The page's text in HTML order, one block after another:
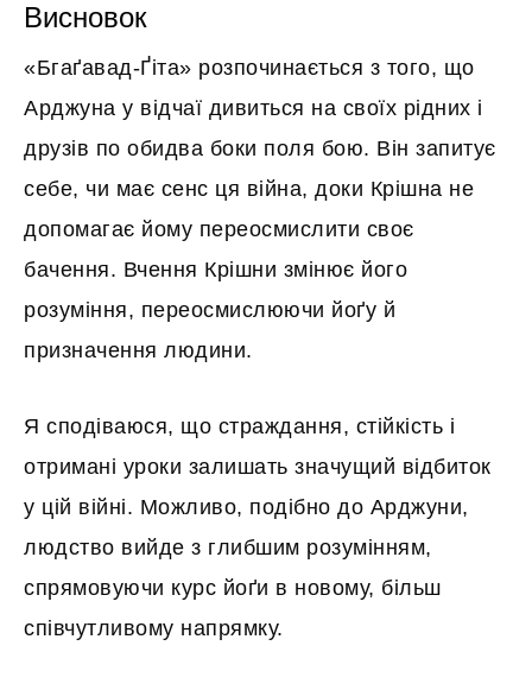
Висновок
«Бгаґавад-Ґіта» розпочинається з того, що
Арджуна у відчаї дивиться на своїх рідних і
друзів по обидва боки поля бою. Він запитує
себе, чи має сенс ця війна, доки Крішна не
допомагає йому переосмислити своє
бачення. Вчення Крішни змінює його
розуміння, переосмислюючи йоґу й
призначення людини.
Я сподіваюся, що страждання, стійкість і
отримані уроки залишать значущий відбиток
у цій війні. Можливо, подібно до Арджуни,
людство вийде з глибшим розумінням,
спрямовуючи курс йоґи в новому, більш
співчутливому напрямку.